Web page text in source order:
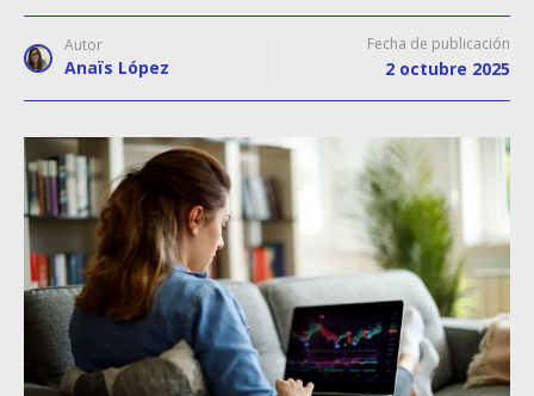
Autor
Anaïs López
Fecha de publicación
2 octubre 2025